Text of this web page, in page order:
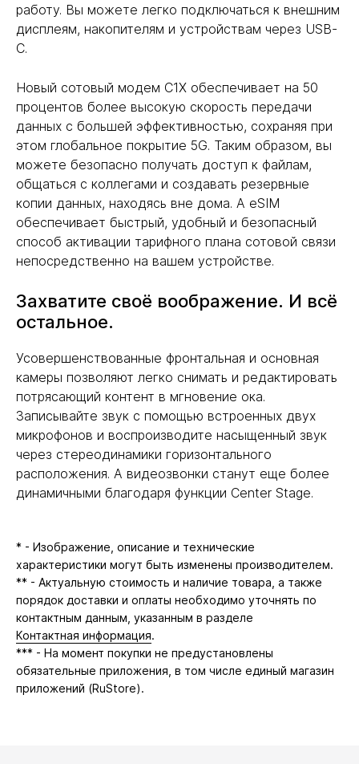
работу. Вы можете легко подключаться к внешним
дисплеям, накопителям и устройствам через USB-
C.
Новый сотовый модем C1X обеспечивает на 50
процентов более высокую скорость передачи
данных с большей эффективностью, сохраняя при
этом глобальное покрытие 5G. Таким образом, вы
можете безопасно получать доступ к файлам,
общаться с коллегами и создавать резервные
копии данных, находясь вне дома. А eSIM
обеспечивает быстрый, удобный и безопасный
способ активации тарифного плана сотовой связи
непосредственно на вашем устройстве.
Захватите своё воображение. И всё
остальное.
Усовершенствованные фронтальная и основная
камеры позволяют легко снимать и редактировать
потрясающий контент в мгновение ока.
Записывайте звук с помощью встроенных двух
микрофонов и воспроизводите насыщенный звук
через стереодинамики горизонтального
расположения. А видеозвонки станут еще более
динамичными благодаря функции Center Stage.
* - Изображение, описание и технические
характеристики могут быть изменены производителем.
** - Актуальную стоимость и наличие товара, а также
порядок доставки и оплаты необходимо уточнять по
контактным данным, указанным в разделе
Контактная информация.
*** - На момент покупки не предустановлены
обязательные приложения, в том числе единый магазин
приложений (RuStore).